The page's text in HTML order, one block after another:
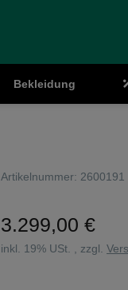
Bekleidung
Artikelnummer: 2600191
3.299,00 €
inkl. 19% USt. , zzgl.